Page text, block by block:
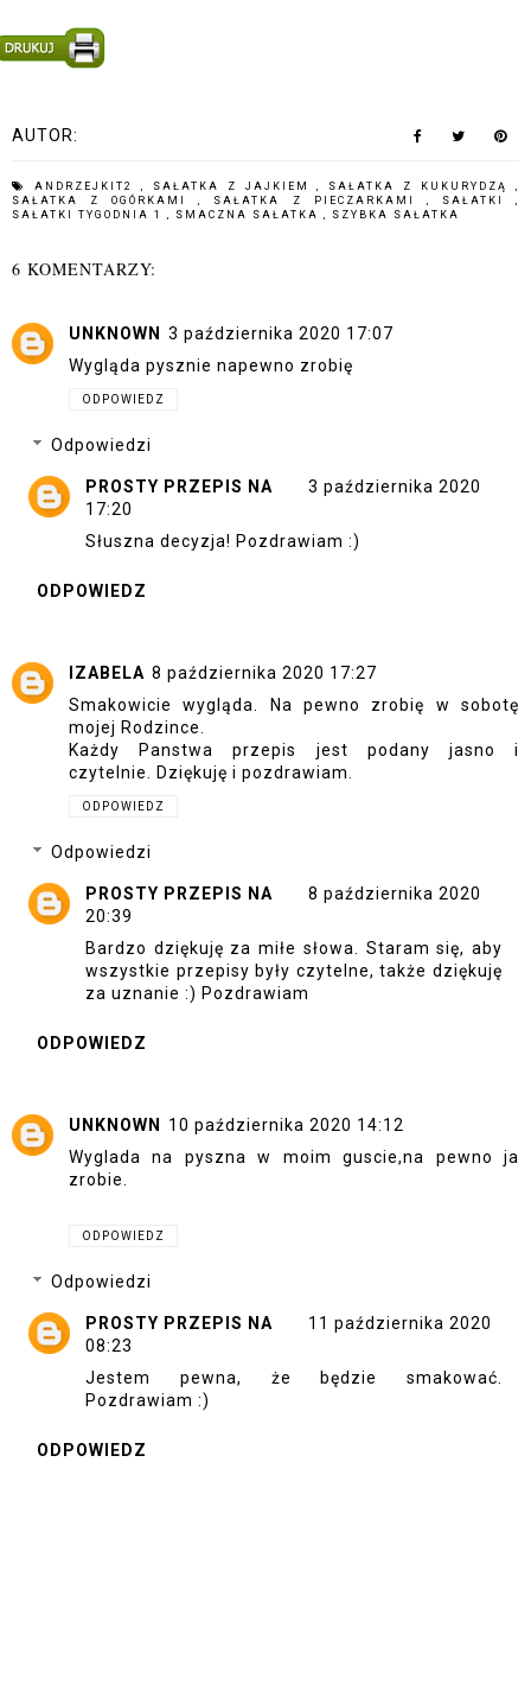
AUTOR:
ANDRZEJKIT2 , SAŁATKA Z JAJKIEM, SAŁATKA Z KUKURYDZĄ,
SAŁATKA Z OGÓRKAMI, SAŁATKA Z PIECZARKAMI , SAŁATKI,
SAŁATKI TYGODNIA 1 , SMACZNA SAŁATKA , SZYBKA SAŁATKA
6 KOMENTARZY:
UNKNOWN
3 października 2020 17:07
Wygląda pysznie napewno zrobię
ODPOWIEDZ
Odpowiedzi
PROSTY PRZEPIS NA
3 października 2020
17:20
Słuszna decyzja! Pozdrawiam :)
ODPOWIEDZ
IZABELA 8 października 2020 17:27
Smakowicie wygląda. Na pewno zrobię w sobotę
mojej Rodzince.
Każdy Panstwa przepis jest podany jasno i
czytelnie. Dziękuję i pozdrawiam.
ODPOWIEDZ
Odpowiedzi
PROSTY PRZEPIS NA
8 października 2020
20:39
Bardzo dziękuję za miłe słowa. Staram się, aby
wszystkie przepisy były czytelne, także dziękuję
za uznanie :) Pozdrawiam
ODPOWIEDZ
UNKNOWN
10 października 2020 14:12
Wyglada na pyszna w moim guscie,na pewno ja
zrobie.
ODPOWIEDZ
Odpowiedzi
PROSTY PRZEPIS NA
11 października 2020
08:23
Jestem pewna, że będzie smakować.
Pozdrawiam :)
ODPOWIEDZ